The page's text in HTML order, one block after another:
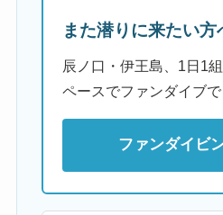
また潜りに来たい方
辰ノ口・伊王島、1日1
ペースでファンダイブで
ファンダイビ